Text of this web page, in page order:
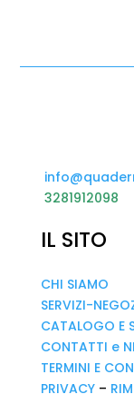
3281912098
IL SITO
CHI SIAMO
SERVIZI-
CATALOGO E
CONTATTI e
TERMINI E
PRIVACY–